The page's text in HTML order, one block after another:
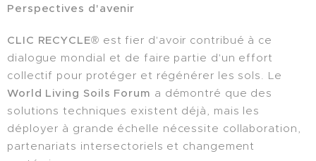
Perspectives d'avenir
CLIC RECYCLE® est fier d'avoir contribué à ce
dialogue mondial et de faire partie d'un effort
collectif pour protéger et régénérer les sols. Le
World Living Soils Forum a démontré que des
solutions techniques existent déjà, mais les
déployer à grande échelle nécessite collaboration,
partenariats intersectoriels et changement